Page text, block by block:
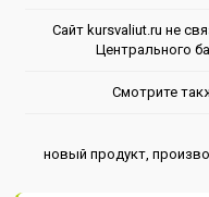
Сайт kursvaliut.ru не
Центрального
Смотрите
новый продукт,